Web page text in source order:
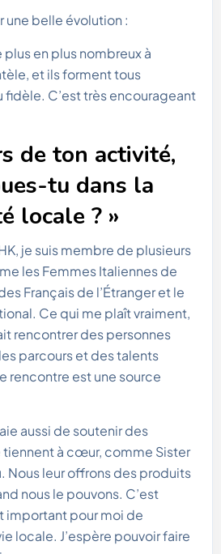
une belle évolution :
en plus nombreux à
et ils forment tous
fidèle. C’est très encourageant
de ton activité,
tu dans la
locale ? »
je suis membre de plusieurs
les Femmes Italiennes de
Français de l’Étranger et le
Ce qui me plaît vraiment,
rencontrer des personnes
parcours et des talents
rencontre est une source
aussi de soutenir des
tiennent à cœur, comme Sister
Nous leur offrons des produits
nous le pouvons. C’est
important pour moi de
locale. J’espère pouvoir faire